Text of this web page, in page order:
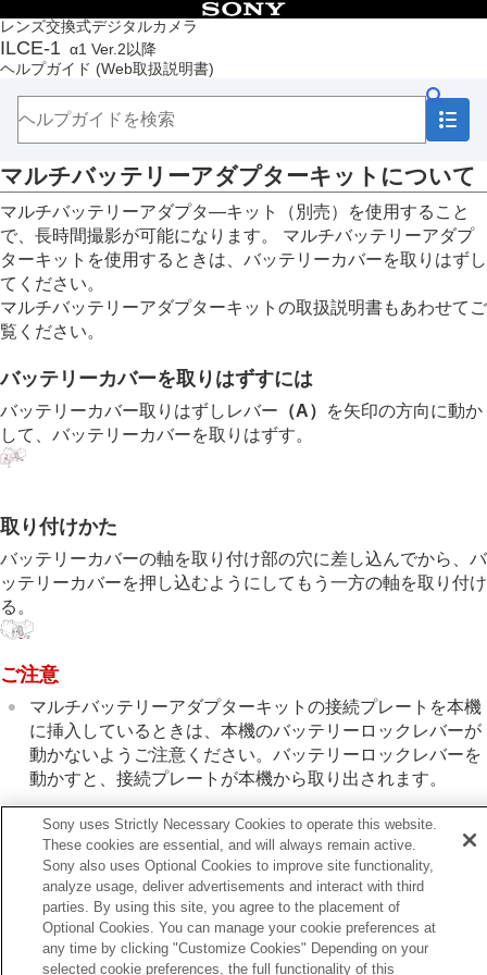
レンズ交換式デジタルカメラ
ILCE-1 α1 Ver.2以降
ヘルプガイド (Web取扱説明書)
目次
トップページ
ヘルプガイドの使いかた
本体と付属品を確認する
本機の基本操作
準備/基本的な撮影
MENU一覧から機能を探す
撮影機能を活用する
カメラをカスタマイズする
再生する
カメラの設定を変更する
スマートフォンでできること
クラウドサービスを利用する
資料
マルチインターフェースシュー対応のオーディオ
アクセサリーについて
マルチバッテリーアダプターキットについて
バッテリーの使用時間と撮影可能枚数
静止画の記録可能枚数
動画の記録可能時間
ライセンスについて
故障かな？と思ったら
マルチバッテリーアダプターキットについて
マルチバッテリーアダプタ―キット（別売）を使用すること
で、長時間撮影が可能になります。 マルチバッテリーアダプ
ターキットを使用するときは、バッテリーカバーを取りはずし
てください。
マルチバッテリーアダプターキットの取扱説明書もあわせてご
覧ください。
バッテリーカバーを取りはずすには
バッテリーカバー取りはずしレバー （A）
を矢印の方向に動か
して、バッテリーカバーを取りはずす。
取り付けかた
バッテリーカバーの軸を取り付け部の穴に差し込んでから、バ
ッテリーカバーを押し込むようにしてもう一方の軸を取り付け
る。
ご注意
マルチバッテリーアダプターキットの接続プレートを本機
に挿入しているときは、本機のバッテリーロックレバーが
動かないようご注意ください。バッテリーロックレバーを
動かすと、接続プレートが本機から取り出されます。
ントアダプターLA-EA4について
次へ
バッテリーの使用時間と撮影可能
Sony uses Strictly Necessary Cookies to operate this website.
These cookies are essential, and will always remain active.
Sony also uses Optional Cookies to improve site functionality,
analyze usage, deliver advertisements and interact with third
parties. By using this site, you agree to the placement of
Optional Cookies. You can manage your cookie preferences at
any time by clicking "Customize Cookies" Depending on your
selected cookie preferences, the full functionality of this